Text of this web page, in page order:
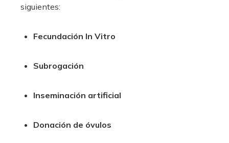
siguientes:
Fecundación In Vitro
Subrogación
Inseminación artificial
Donación de óvulos